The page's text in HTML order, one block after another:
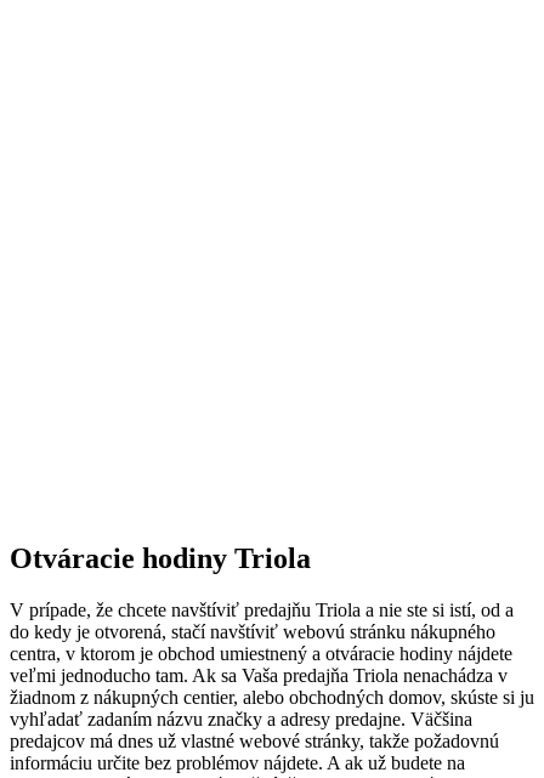
Otváracie hodiny Triola
V prípade, že chcete navštíviť predajňu Triola a nie ste si istí, od a
do kedy je otvorená, stačí navštíviť webovú stránku nákupného
centra, v ktorom je obchod umiestnený a otváracie hodiny nájdete
veľmi jednoducho tam. Ak sa Vaša predajňa Triola nenachádza v
žiadnom z nákupných centier, alebo obchodných domov, skúste si ju
vyhľadať zadaním názvu značky a adresy predajne. Väčšina
predajcov má dnes už vlastné webové stránky, takže požadovnú
informáciu určite bez problémov nájdete. A ak už budete na